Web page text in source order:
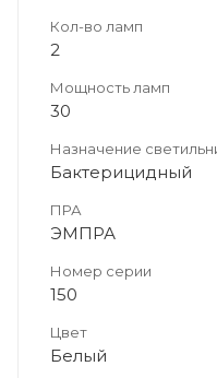
Кол-во ламп
2
Мощность ламп
30
Назначение
Бактерицидный
ПРА
ЭМПРА
Номер серии
150
Цвет
Белый